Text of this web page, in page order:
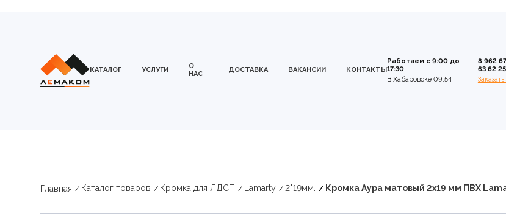
КАТАЛОГ УСЛУГИ
О
НАС
ДОСТАВКА ВАКАНСИИ КОНТАКТЫ
Работаем с 9:00 до
17:30
В Хабаровске 09:54
8 962
63 62 25
Главная Каталог товаров Кромка для ЛДСП Lamarty 2*19мм. Кромка Аура матовый 2х19 мм ПВХ